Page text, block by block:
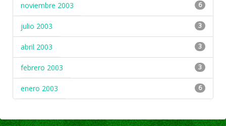
noviembre 2003 6
julio 2003 3
abril 2003 3
febrero 2003 3
enero 2003 6